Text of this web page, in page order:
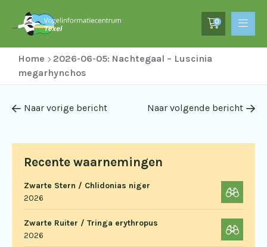
0
Home
2026-06-05: Nachtegaal – Luscinia
megarhynchos
Recente waarnemingen
Zwarte Stern / Chlidonias niger
2026
Zwarte Ruiter / Tringa erythropus
2026
Naar vorige bericht Naar volgende bericht